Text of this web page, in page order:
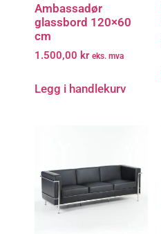
Ambassadør
glassbord 120×60
cm
1.500,00 kr eks. mva
Legg i handlekurv